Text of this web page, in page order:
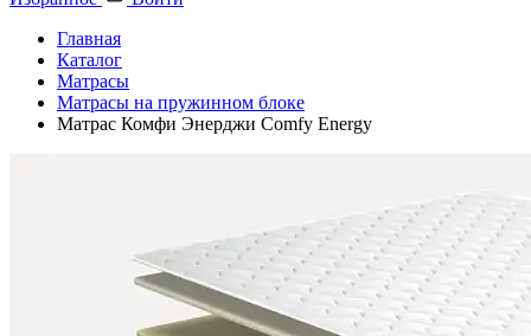
Главная
Каталог
Матрасы
Матрасы на пружинном блоке
Матрас Комфи Энерджи Comfy Energy